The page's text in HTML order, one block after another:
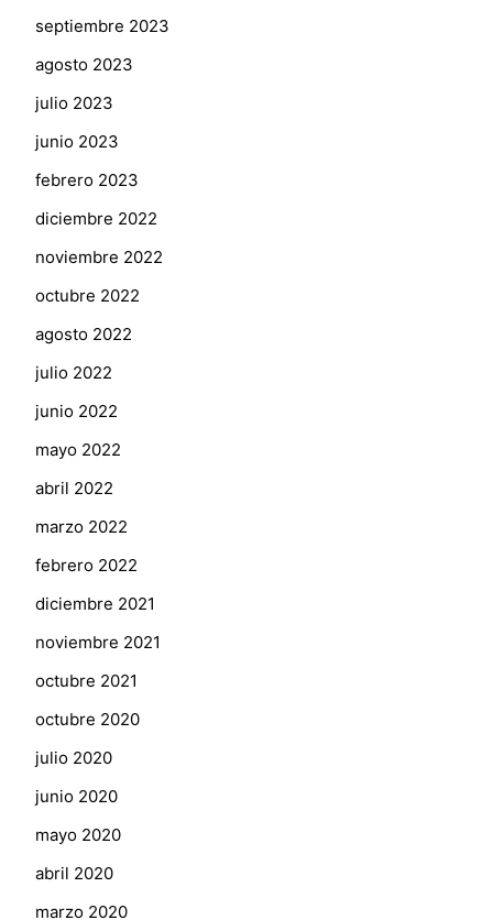
septiembre 2023
agosto 2023
julio 2023
junio 2023
febrero 2023
diciembre 2022
noviembre 2022
octubre 2022
agosto 2022
julio 2022
junio 2022
mayo 2022
abril 2022
marzo 2022
febrero 2022
diciembre 2021
noviembre 2021
octubre 2021
octubre 2020
julio 2020
junio 2020
mayo 2020
abril 2020
marzo 2020